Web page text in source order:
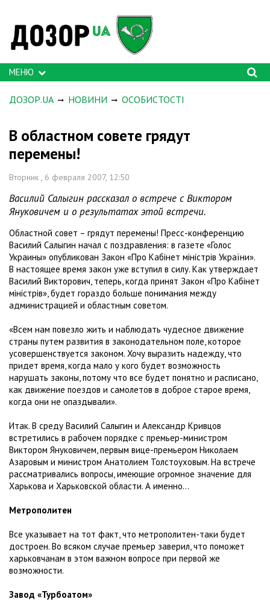
МЕНЮ
ДОЗОР.UA НОВИНИ ОСОБИСТОСТІ
В областном совете грядут
перемены!
Вторник , 6 февраля 2007, 12:50
Василий Салыгин рассказал о встрече с Виктором
Януковичем и о результатах этой встречи.
Областной совет – грядут перемены! Пресс-конференцию
Василий Салыгин начал с поздравления: в газете «Голос
Украины» опубликован Закон «Про Кабінет міністрів України».
В настоящее время закон уже вступил в силу. Как утверждает
Василий Викторович, теперь, когда принят Закон «Про Кабінет
міністрів», будет гораздо больше понимания между
администрацией и областным советом.
«Всем нам повезло жить и наблюдать чудесное движение
страны путем развития в законодательном поле, которое
усовершенствуется законом. Хочу выразить надежду, что
придет время, когда мало у кого будет возможность
нарушать законы, потому что все будет понятно и расписано,
как движение поездов и самолетов в доброе старое время,
когда они не опаздывали».
Итак. В среду Василий Салыгин и Александр Кривцов
встретились в рабочем порядке с премьер-министром
Виктором Януковичем, первым вице-премьером Николаем
Азаровым и министром Анатолием Толстоуховым. На встрече
рассматривались вопросы, имеющие огромное значение для
Харькова и Харьковской области. А именно…
Метрополитен
Все указывает на тот факт, что метрополитен-таки будет
достроен. Во всяком случае премьер заверил, что поможет
харьковчанам в этом важном вопросе при первой же
возможности.
Завод «Турбоатом»